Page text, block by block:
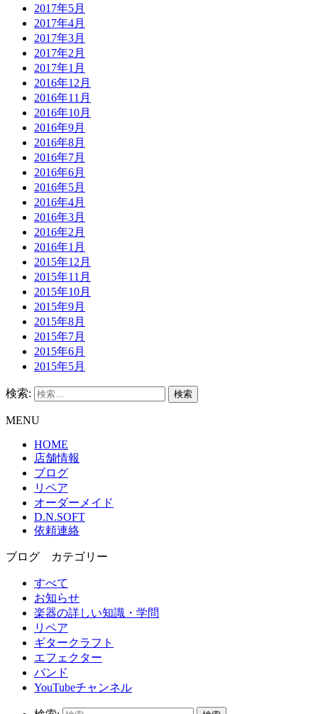
2017年5月
2017年4月
2017年3月
2017年2月
2017年1月
2016年12月
2016年11月
2016年10月
2016年9月
2016年8月
2016年7月
2016年6月
2016年5月
2016年4月
2016年3月
2016年2月
2016年1月
2015年12月
2015年11月
2015年10月
2015年9月
2015年8月
2015年7月
2015年6月
2015年5月
検索:
MENU
HOME
店舗情報
ブログ
リペア
オーダーメイド
D.N.SOFT
依頼連絡
ブログ カテゴリー
すべて
お知らせ
楽器の詳しい知識・学問
リペア
ギタークラフト
エフェクター
バンド
YouTubeチャンネル